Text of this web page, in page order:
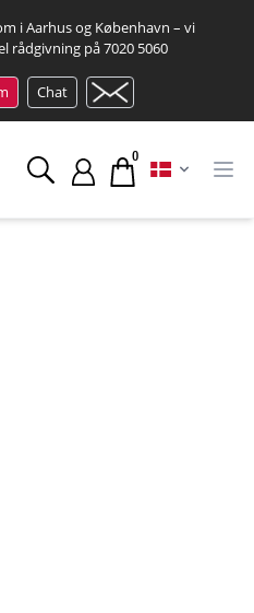
i Aarhus og København – vi
rådgivning på7020 5060
Chat
0